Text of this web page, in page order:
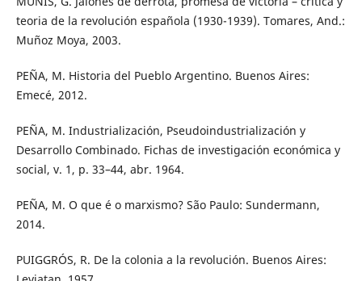
teoria de la revolución española (1930-1939). Tomares, And.:
Muñoz Moya, 2003.
PEÑA, M. Historia del Pueblo Argentino. Buenos Aires:
Emecé, 2012.
PEÑA, M. Industrialización, Pseudoindustrialización y
Desarrollo Combinado. Fichas de investigación económica y
social, v. 1, p. 33–44, abr. 1964.
PEÑA, M. O que é o marxismo? São Paulo: Sundermann,
2014.
PUIGGRÓS, R. De la colonia a la revolución. Buenos Aires: